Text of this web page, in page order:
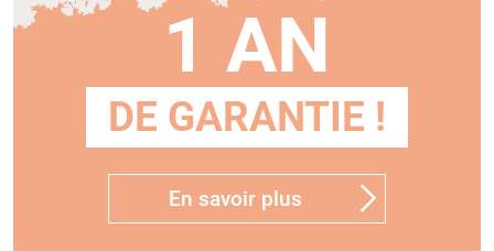
1 AN
DE GARANTIE !
En savoir plus